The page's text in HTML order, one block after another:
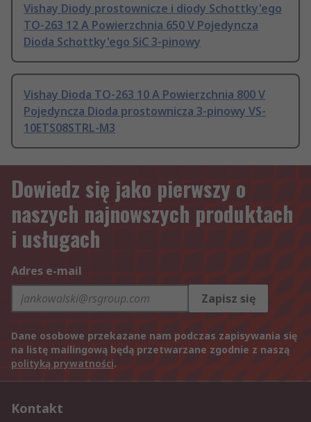
Vishay Diody prostownicze i diody Schottky'ego
TO-263 12 A Powierzchnia 650 V Pojedyncza
Dioda Schottky'ego SiC 3-pinowy
Vishay Dioda TO-263 10 A Powierzchnia 800 V
Pojedyncza Dioda prostownicza 3-pinowy VS-
10ETS08STRL-M3
Dowiedz się jako pierwszy o
naszych najnowszych produktach
i usługach
Adres e-mail
Zapisz się
Dane osobowe przekazane nam podczas zapisywania się
na listę mailingową będą przetwarzane zgodnie z naszą
polityką prywatności.
Kontakt